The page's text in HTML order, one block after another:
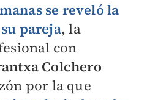
se reveló la
pareja, la
con
Colchero
por la que